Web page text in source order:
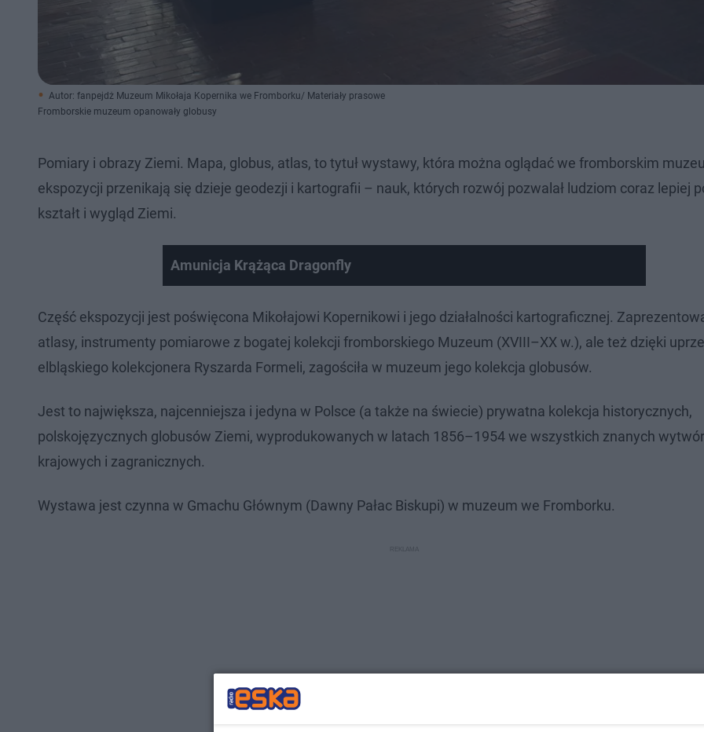
Autor: fanpejdż Muzeum Mikołaja Kopernika we Fromborku/ Materiały prasowe
Fromborskie muzeum opanowały globusy
Pomiary i obrazy Ziemi. Mapa, globus, atlas, to tytuł wystawy, która można oglądać we fromborskim
ekspozycji przenikają się dzieje geodezji i kartografii – nauk, których rozwój pozwalał ludziom coraz lepiej
kształt i wygląd Ziemi.
Amunicja Krążąca Dragonfly
Część ekspozycji jest poświęcona Mikołajowi Kopernikowi i jego działalności kartograficznej.
atlasy, instrumenty pomiarowe z bogatej kolekcji fromborskiego Muzeum (XVIII–XX w.), ale też dzięki
elbląskiego kolekcjonera Ryszarda Formeli, zagościła w muzeum jego kolekcja globusów.
Jest to największa, najcenniejsza i jedyna w Polsce (a także na świecie) prywatna kolekcja historycznych,
polskojęzycznych globusów Ziemi, wyprodukowanych w latach 1856–1954 we wszystkich znanych
krajowych i zagranicznych.
Wystawa jest czynna w Gmachu Głównym (Dawny Pałac Biskupi) w muzeum we Fromborku.